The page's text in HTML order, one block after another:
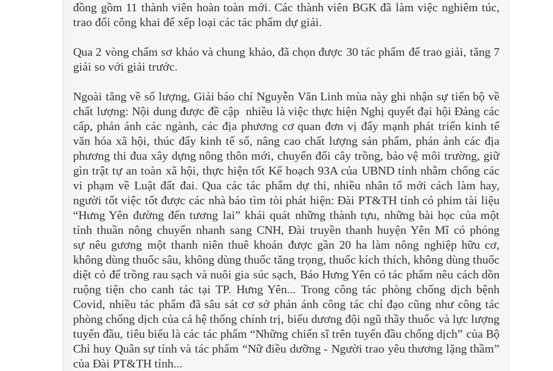
đồng gồm 11 thành viên hoàn toàn mới. Các thành viên BGK đã làm việc nghiêm túc,
trao đổi công khai để xếp loại các tác phẩm dự giải.
Qua 2 vòng chấm sơ khảo và chung khảo, đã chọn được 30 tác phẩm để trao giải, tăng 7
giải so với giải trước.
Ngoài tăng về số lượng, Giải báo chí Nguyễn Văn Linh mùa này ghi nhận sự tiến bộ về
chất lượng: Nội dung được đề cập nhiều là việc thực hiện Nghị quyết đại hội Đảng các
cấp, phản ánh các ngành, các địa phương cơ quan đơn vị đẩy mạnh phát triển kinh tế
văn hóa xã hội, thúc đẩy kinh tế số, nâng cao chất lượng sản phẩm, phản ảnh các địa
phương thi đua xây dựng nông thôn mới, chuyển đổi cây trồng, bảo vệ môi trường, giữ
gìn trật tự an toàn xã hội, thực hiện tốt Kế hoạch 93A của UBND tỉnh nhằm chống các
vi phạm về Luật đất đai. Qua các tác phẩm dự thi, nhiều nhân tố mới cách làm hay,
người tốt việc tốt được các nhà báo tìm tòi phát hiện: Đài PT&TH tỉnh có phim tài liệu
“Hưng Yên đường đến tương lai” khái quát những thành tựu, những bài học của một
tỉnh thuần nông chuyển nhanh sang CNH, Đài truyền thanh huyện Yên Mĩ có phóng
sự nêu gương một thanh niên thuê khoán được gần 20 ha làm nông nghiệp hữu cơ,
không dùng thuốc sâu, không dùng thuốc tăng trọng, thuốc kích thích, không dùng thuốc
diệt cỏ để trồng rau sạch và nuôi gia súc sạch, Báo Hưng Yên có tác phẩm nêu cách dồn
ruộng tiện cho canh tác tại TP. Hưng Yên... Trong công tác phòng chống dịch bệnh
Covid, nhiều tác phẩm đã sâu sát cơ sở phản ánh công tác chỉ đạo cũng như công tác
phòng chống dịch của cả hệ thống chính trị, biểu dương đội ngũ thầy thuốc và lực lượng
tuyến đầu, tiêu biểu là các tác phẩm “Những chiến sĩ trên tuyến đầu chống dịch” của Bộ
Chỉ huy Quân sự tỉnh và tác phẩm “Nữ điều dưỡng - Người trao yêu thương lặng thầm”
của Đài PT&TH tỉnh...